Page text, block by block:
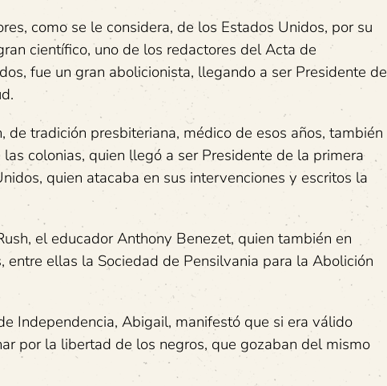
como se le considera, de los Estados Unidos, por su
científico, uno de los redactores del Acta de
fue un gran abolicionista, llegando a ser Presidente de
tradición presbiteriana, médico de esos años, también
colonias, quien llegó a ser Presidente de la primera
quien atacaba en sus intervenciones y escritos la
el educador Anthony Benezet, quien también en
ellas la Sociedad de Pensilvania para la Abolición
Independencia, Abigail, manifestó que si era válido
por la libertad de los negros, que gozaban del mismo